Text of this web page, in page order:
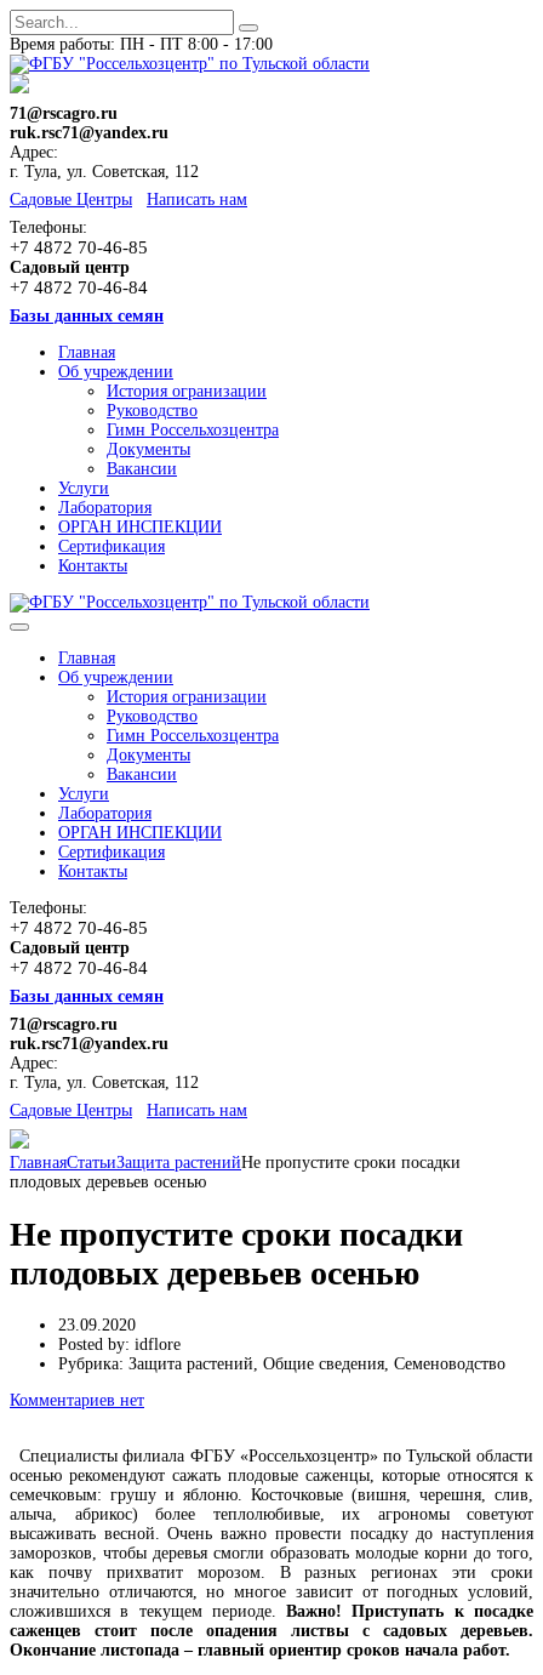
Время работы: ПН - ПТ 8:00 - 17:00
71@rscagro.ru
ruk.rsc71@yandex.ru
Адрес:
г. Тула, ул. Советская, 112
Cадовые Центры
Написать нам
Телефоны:
+7 4872 70-46-85
Садовый центр
+7 4872 70-46-84
Базы данных семян
Главная
Об учреждении
История огранизации
Руководство
Гимн Россельхозцентра
Документы
Вакансии
Услуги
Лаборатория
ОРГАН ИНСПЕКЦИИ
Сертификация
Контакты
Главная
Об учреждении
История огранизации
Руководство
Гимн Россельхозцентра
Документы
Вакансии
Услуги
Лаборатория
ОРГАН ИНСПЕКЦИИ
Сертификация
Контакты
Телефоны:
+7 4872 70-46-85
Садовый центр
+7 4872 70-46-84
Базы данных семян
71@rscagro.ru
ruk.rsc71@yandex.ru
Адрес:
г. Тула, ул. Советская, 112
Cадовые Центры
Написать нам
ГлавнаяСтатьиЗащита растенийНе пропустите сроки посадки
плодовых деревьев осенью
Не пропустите сроки посадки
плодовых деревьев осенью
23.09.2020
Posted by: idflore
Рубрика: Защита растений, Общие сведения, Семеноводство
Комментариев нет
Специалисты филиала ФГБУ «Россельхозцентр» по Тульской области
осенью рекомендуют сажать плодовые саженцы, которые относятся к
семечковым: грушу и яблоню. Косточковые (вишня, черешня, слив,
алыча, абрикос) более теплолюбивые, их агрономы советуют
высаживать весной. Очень важно провести посадку до наступления
заморозков, чтобы деревья смогли образовать молодые корни до того,
как почву прихватит морозом. В разных регионах эти сроки
значительно отличаются, но многое зависит от погодных условий,
сложившихся в текущем периоде.Важно!
Приступать к посадке
саженцев стоит после опадения листвы с садовых деревьев.
Окончание листопада – главный ориентир сроков начала работ.